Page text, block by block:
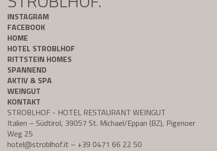
INSTAGRAM
FACEBOOK
HOME
HOTEL STROBLHOF
RITTSTEIN HOMES
SPANNEND
AKTIV & SPA
WEINGUT
KONTAKT
STROBLHOF - HOTEL RESTAURANT WEINGUT
Italien – Südtirol, 39057 St. Michael/Eppan (BZ), Pigenoer
Weg 25
hotel@stroblhof.it – +39 0471 66 22 50